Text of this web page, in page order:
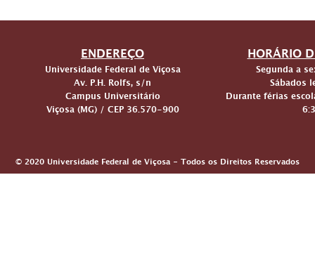
ENDEREÇO
Universidade Federal de Viçosa
Av. P.H. Rolfs, s/n
Campus Universitário
Viçosa (MG) / CEP 36.570-900
HORÁRIO
Segunda a
Sábados
Durante férias
© 2020 Universidade Federal de Viçosa - Todos os Direitos Reservados